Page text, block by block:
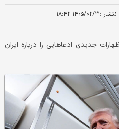
:۱۴۰۵/۰۲/۲۱ ۱۸:۴۲
جدیدی ادعاهایی را درباره ایران